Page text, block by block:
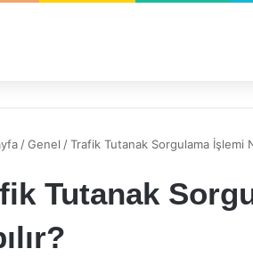
/Genel /Trafik Tutanak Sorgulama İşlemi
Tutanak